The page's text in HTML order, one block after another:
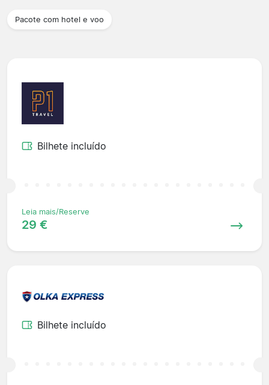
Pacote com hotel e voo
Bilhete incluído
Leia mais/Reserve
29 €
Bilhete incluído